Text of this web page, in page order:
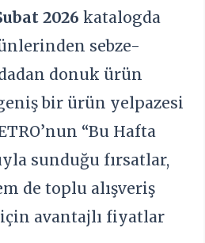
2026katalogda
sebze-
donuk ürün
bir ürün yelpazesi
“Bu Hafta
sunduğu fırsatlar,
de toplu alışveriş
avantajlı fiyatlar